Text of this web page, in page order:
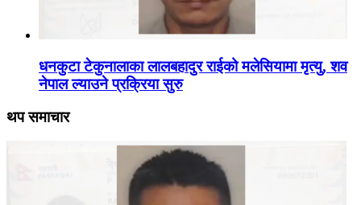
धनकुटा टेकुनालाका लालबहादुर राईको मलेसियामा मृत्यु, शव
नेपाल ल्याउने प्रक्रिया सुरु
थप समाचार